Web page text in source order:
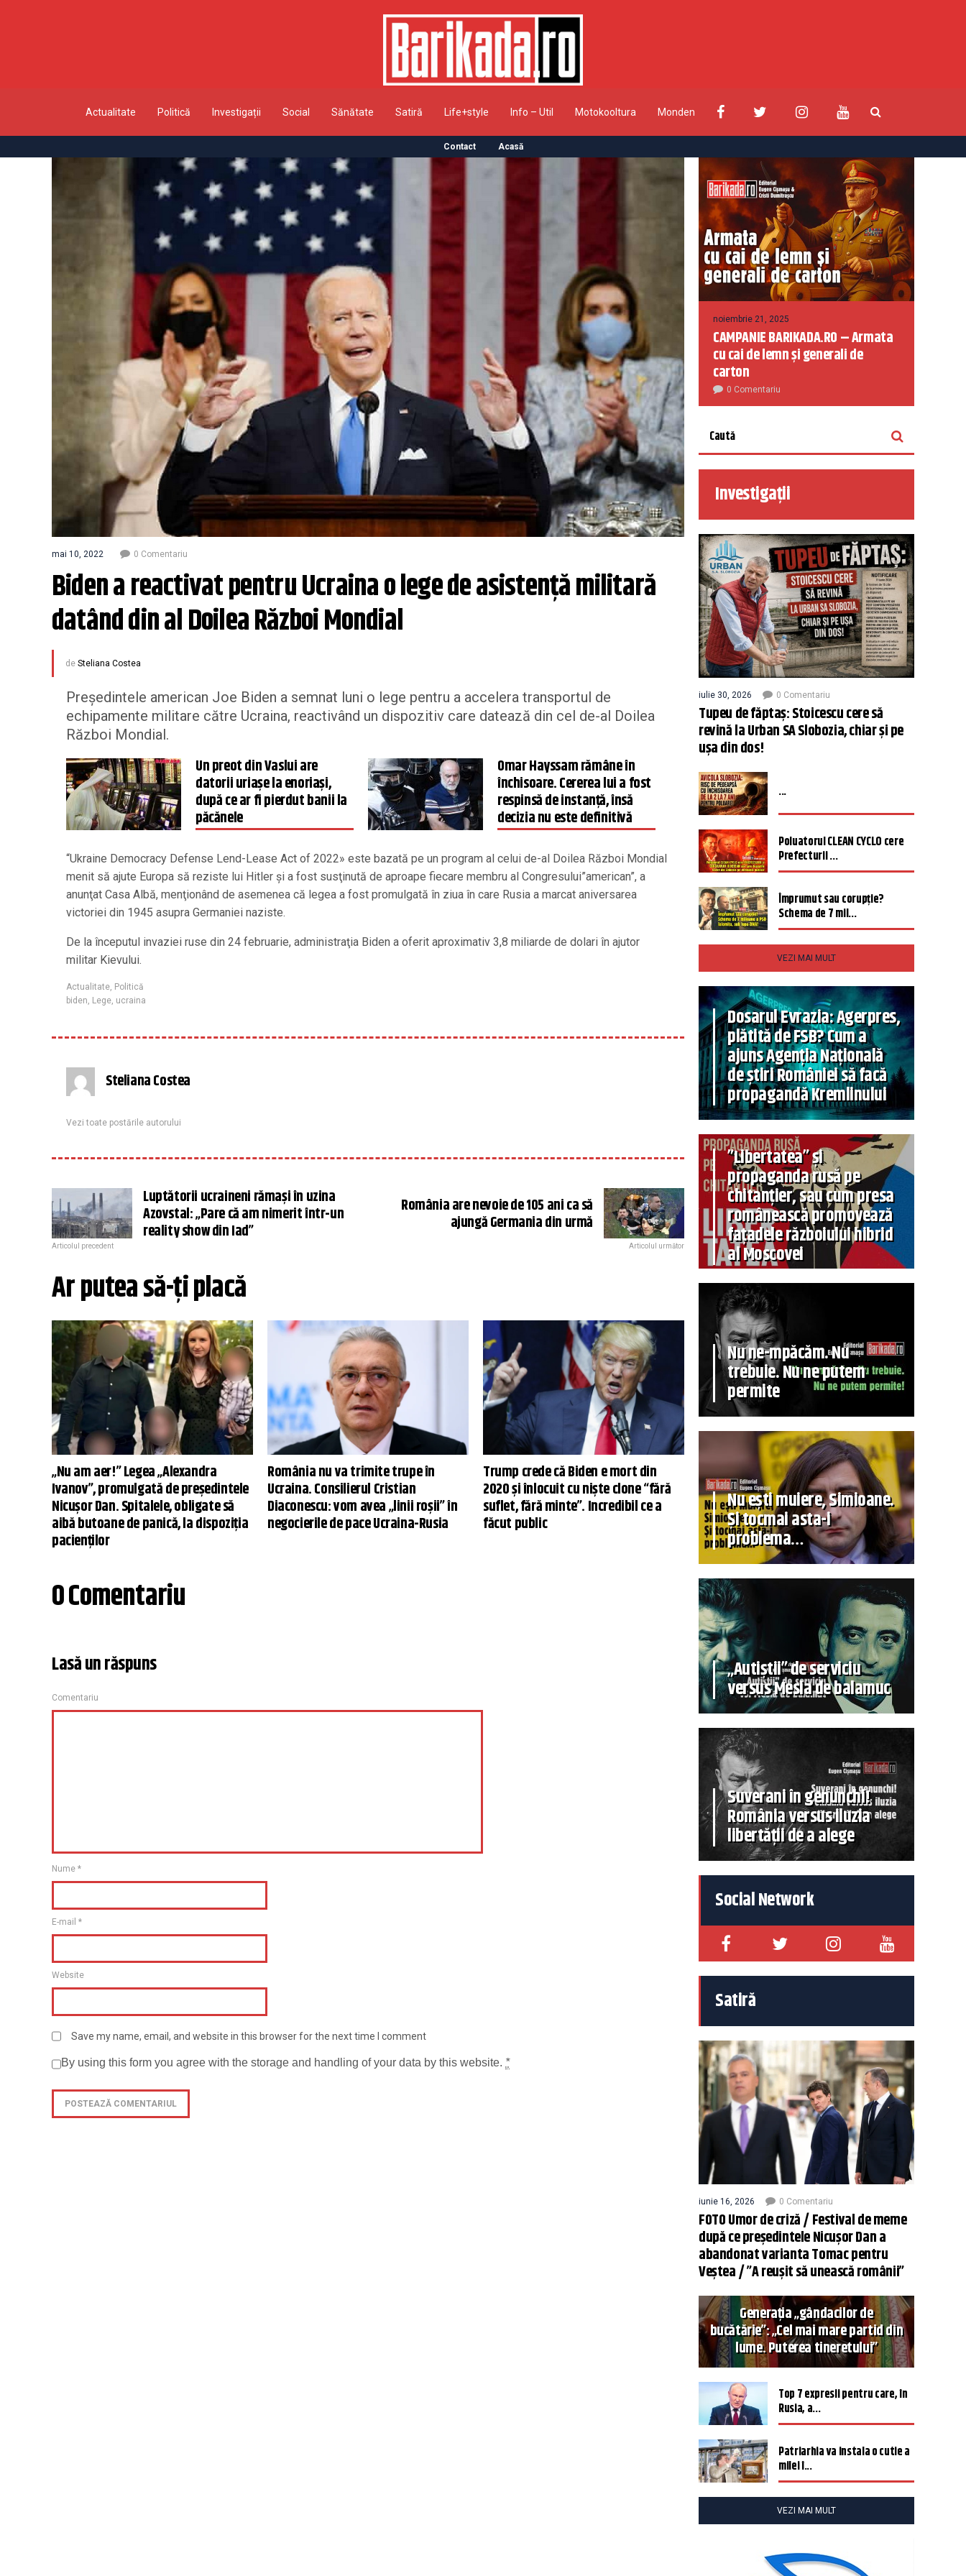
Actualitate Politică Investigații Social Sănătate Satiră Life+style Info – Util Motokooltura Monden
Contact Acasă
mai 10, 2022 0 Comentariu
Biden a reactivat pentru Ucraina o lege de asistenţă militară
datând din al Doilea Război Mondial
de Steliana Costea
Preşedintele american Joe Biden a semnat luni o lege pentru a accelera transportul de
echipamente militare către Ucraina, reactivând un dispozitiv care datează din cel de-al Doilea
Război Mondial.
Un preot din Vaslui are
datorii uriașe la enoriași,
după ce ar fi pierdut banii la
păcănele
Omar Hayssam rămâne în
închisoare. Cererea lui a fost
respinsă de instanță, însă
decizia nu este definitivă
“Ukraine Democracy Defense Lend-Lease Act of 2022» este bazată pe un program al celui de-al Doilea Război Mondial
menit să ajute Europa să reziste lui Hitler şi a fost susţinută de aproape fiecare membru al Congresului”american”, a
anunţat Casa Albă, menţionând de asemenea că legea a fost promulgată în ziua în care Rusia a marcat aniversarea
victoriei din 1945 asupra Germaniei naziste.
De la începutul invaziei ruse din 24 februarie, administraţia Biden a oferit aproximativ 3,8 miliarde de dolari în ajutor
militar Kievului.
Actualitate, Politică
biden, Lege, ucraina
Steliana Costea
Vezi toate postările autorului
Luptătorii ucraineni rămași în uzina
Azovstal: „Pare că am nimerit într-un
reality show din Iad”
Articolul precedent
România are nevoie de 105 ani ca să
ajungă Germania din urmă
Articolul următor
Ar putea să-ți placă
„Nu am aer!” Legea „Alexandra
Ivanov”, promulgată de președintele
Nicușor Dan. Spitalele, obligate să
aibă butoane de panică, la dispoziția
pacienților
România nu va trimite trupe în
Ucraina. Consilierul Cristian
Diaconescu: vom avea „linii roșii” în
negocierile de pace Ucraina-Rusia
Trump crede că Biden e mort din
2020 și înlocuit cu niște clone “fără
suflet, fără minte”. Incredibil ce a
făcut public
0 Comentariu
Lasă un răspuns
Comentariu
Nume *
E-mail *
Website
Save my name, email, and website in this browser for the next time I comment
By using this form you agree with the storage and handling of your data by this website. *
noiembrie 21, 2025
CAMPANIE BARIKADA.RO – Armata
cu cai de lemn și generali de
carton
0 Comentariu
Investigații
iulie 30, 2026 0 Comentariu
Tupeu de făptaș: Stoicescu cere să
revină la Urban SA Slobozia, chiar și pe
ușa din dos!
...
Poluatorul CLEAN CYCLO cere
Prefecturii ...
Împrumut sau corupție?
Schema de 7 mil...
VEZI MAI MULT
Dosarul Evrazia: Agerpres,
plătită de FSB? Cum a
ajuns Agenția Națională
de știri României să facă
propagandă Kremlinului
”Libertatea” și
propaganda rusă pe
chitanțier, sau cum presa
românească promovează
fațadele războiului hibrid
al Moscovei
Nu ne-mpăcăm. Nu
trebuie. Nu ne putem
permite
Nu ești muiere, Simioane.
Și tocmai asta-i
problema…
„Autiștii” de serviciu
versus Mesia de balamuc
Suverani în genunchi!
România versus iluzia
libertății de a alege
Social Network
Satiră
iunie 16, 2026 0 Comentariu
FOTO Umor de criză / Festival de meme
după ce președintele Nicușor Dan a
abandonat varianta Tomac pentru
Veștea / ”A reușit să unească românii”
Generația „gândacilor de
bucătărie”: „Cel mai mare partid din
lume. Puterea tineretului”
Top 7 expresii pentru care, în
Rusia, a...
Patriarhia va instala o cutie a
milei î...
VEZI MAI MULT